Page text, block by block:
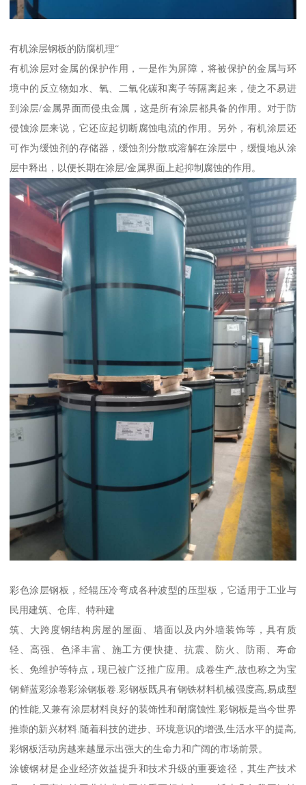
有机涂层钢板的防腐机理“
有机涂层对金属的保护作用，一是作为屏障，将被保护的金属与环
境中的反立物如水、氧、二氧化碳和离子等隔离起来，使之不易进
到涂层/金属界面而侵虫金属，这是所有涂层都具备的作用。对于防
侵蚀涂层来说，它还应起切断腐蚀电流的作用。另外，有机涂层还
可作为缓蚀剂的存储器，缓蚀剂分散或溶解在涂层中，缓慢地从涂
层中释出，以便长期在涂层/金属界面上起抑制腐蚀的作用。
彩色涂层钢板，经辊压冷弯成各种波型的压型板，它适用于工业与
民用建筑、仓库、特种建
筑、大跨度钢结构房屋的屋面、墙面以及内外墙装饰等，具有质
轻、高强、色泽丰富、施工方便快捷、抗震、防火、防雨、寿命
长、免维护等特点，现已被广泛推广应用。成卷生产,故也称之为宝
钢鲜蓝彩涂卷彩涂钢板卷.彩钢板既具有钢铁材料机械强度高,易成型
的性能,又兼有涂层材料良好的装饰性和耐腐蚀性.彩钢板是当今世界
推崇的新兴材料.随着科技的进步、环境意识的增强,生活水平的提高,
彩钢板活动房越来越显示出强大的生命力和广阔的市场前景。
涂镀钢材是企业经济效益提升和技术升级的重要途径，其生产技术